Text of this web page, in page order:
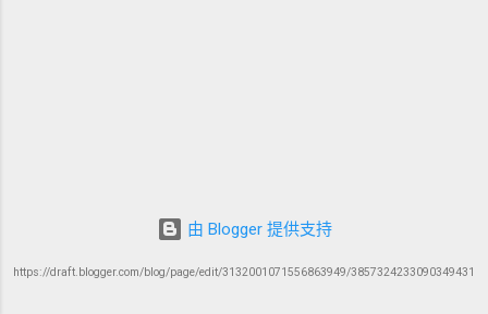
由 Blogger 提供支持
https://draft.blogger.com/blog/page/edit/3132001071556863949/3857324233090349431